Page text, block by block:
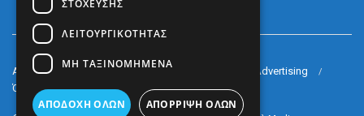
Arkè Media Group Radio Preveza 93
Arkè Advertising
Όροι και Προϋποθέσεις
Επικοινωνία
ΣΤΌΧΕΥΣΗΣ
ΛΕΙΤΟΥΡΓΙΚΌΤΗΤΑΣ
ΜΗ ΤΑΞΙΝΟΜΗΜΈΝΑ
ΑΠΟΔΟΧΉ ΌΛΩΝ ΑΠΌΡΡΙΨΗ ΌΛΩΝ